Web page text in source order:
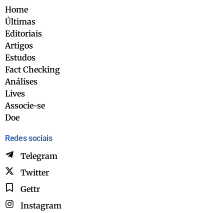
Home
Últimas
Editoriais
Artigos
Estudos
Fact Checking
Análises
Lives
Associe-se
Doe
Redes sociais
Telegram
Twitter
Gettr
Instagram